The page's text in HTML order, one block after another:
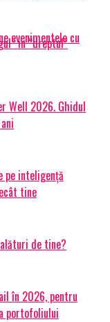
in “dreptul”
evenimentele cu
Well 2026. Ghidul
pe inteligență
tine
de tine?
în 2026, pentru
portofoliului